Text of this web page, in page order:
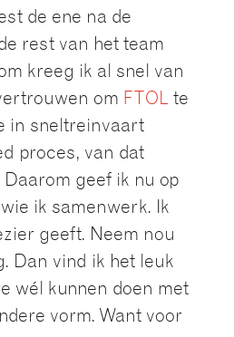
de ene na de
rest van het team
kreeg ik al snel van
om FTOL te
in sneltreinvaart
proces, van dat
geef ik nu op
ik samenwerk. Ik
geeft. Neem nou
Dan vind ik het leuk
wél kunnen doen met
vorm. Want voor